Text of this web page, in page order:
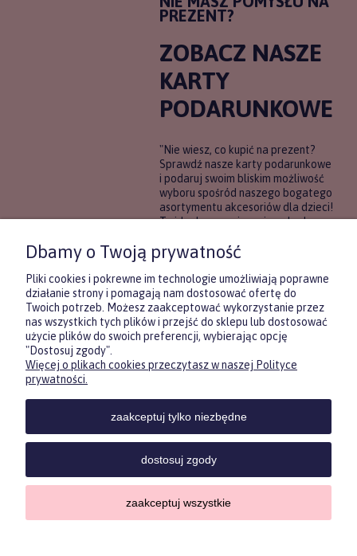
PREZENT?
ZOBACZ NASZE
KARTY
PODARUNKOWE
"Nie wiesz, co kupić na prezent?
Sprawdź nasze karty podarunkowe
i podaruj swoim bliskim możliwość
wyboru spośród naszego bogatego
asortymentu akcesoriów dla dzieci!
To idealne rozwiązanie, gdy chcesz
pewności, co będzie najbardziej
trafione.
DOWIEDZ SIĘ WIĘCEJ
KONTAKTPOMOC MOJE
Sklep internetowy Shoper.pl
Zasubskrybuj nasz newsletter
i otrzymaj5% rabatu na pierwszyzakup.
Twój email
Dbamy o Twoją prywatność
Pliki cookies i pokrewne im technologie umożliwiają poprawne
działanie strony i pomagają nam dostosować ofertę do
Twoich potrzeb. Możesz zaakceptować wykorzystanie przez
nas wszystkich tych plików i przejść do sklepu lub dostosować
użycie plików do swoich preferencji, wybierając opcję
"Dostosuj zgody".
Więcej o plikach cookies przeczytasz w naszej Polityce
prywatności.
zaakceptuj tylko niezbędne
dostosuj zgody
zaakceptuj wszystkie